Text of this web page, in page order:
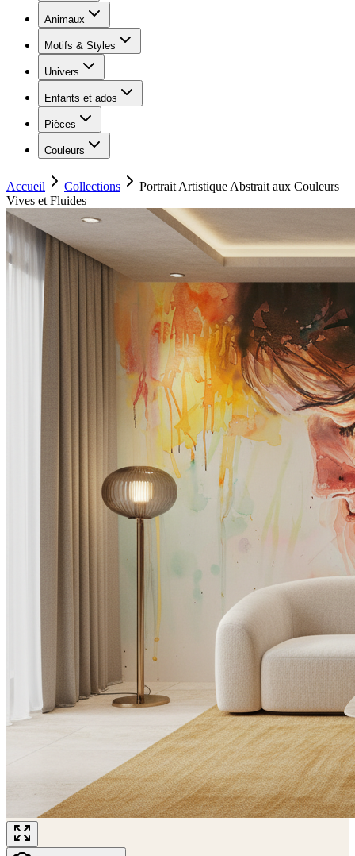
Animaux
Motifs & Styles
Univers
Enfants et ados
Pièces
Couleurs
Accueil Collections
Portrait Artistique Abstrait aux Couleurs
Vives et Fluides